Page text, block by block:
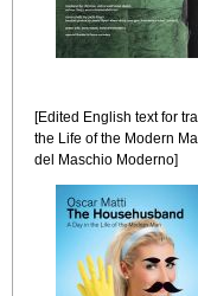
[Edited English text for
the Life of the Modern
del Maschio Moderno]